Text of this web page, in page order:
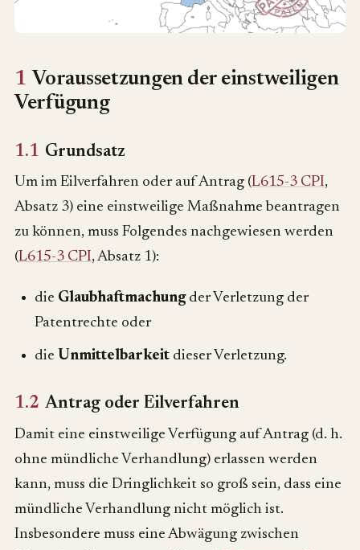
1 Voraussetzungen der einstweiligen
Verfügung
1.1 Grundsatz
Um im Eilverfahren oder auf Antrag (L615-3 CPI,
Absatz 3) eine einstweilige Maßnahme beantragen
zu können, muss Folgendes nachgewiesen werden
(L615-3 CPI, Absatz 1):
die Glaubhaftmachungder Verletzung der
Patentrechte oder
die Unmittelbarkeitdieser Verletzung.
1.2 Antrag oder Eilverfahren
Damit eine einstweilige Verfügung auf Antrag (d. h.
ohne mündliche Verhandlung) erlassen werden
kann, muss die Dringlichkeit so groß sein, dass eine
mündliche Verhandlung nicht möglich ist.
Insbesondere muss eine Abwägung zwischen